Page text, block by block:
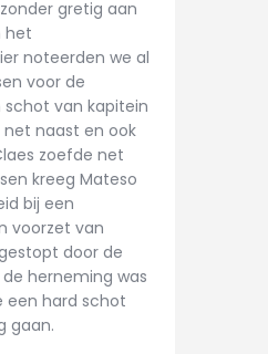
gretig aan
het
noteerden we al
voor de
schot van kapitein
net naast en ook
zoefde net
kreeg Mateso
bij een
voorzet van
door de
herneming was
een hard schot
gaan.